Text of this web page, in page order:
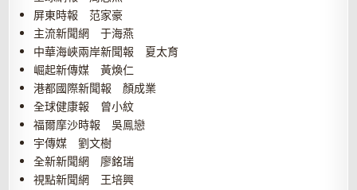
屏東時報 范家豪
主流新聞網 于海燕
中華海峽兩岸新聞報 夏太育
崛起新傳媒 黃煥仁
港都國際新聞報 顏成業
全球健康報 曾小紋
福爾摩沙時報 吳鳯戀
宇傳媒 劉文樹
全新新聞網 廖銘瑞
視點新聞網 王培興